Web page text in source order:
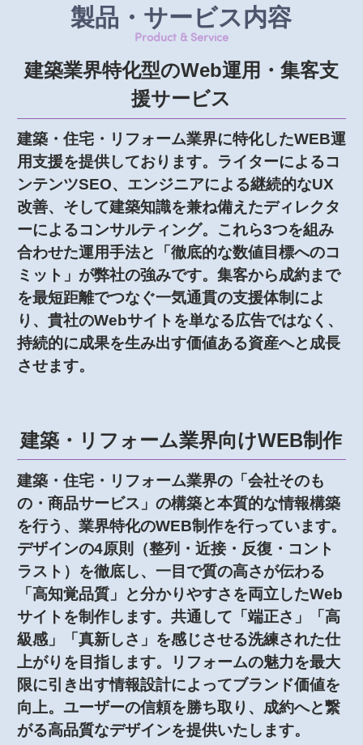
製品・サービス内容
Product & Service
建築業界特化型のWeb運用・集客支
援サービス
建築・住宅・リフォーム業界に特化したWEB運
用支援を提供しております。ライターによるコ
ンテンツSEO、エンジニアによる継続的なUX
改善、そして建築知識を兼ね備えたディレクタ
ーによるコンサルティング。これら3つを組み
合わせた運用手法と「徹底的な数値目標へのコ
ミット」が弊社の強みです。集客から成約まで
を最短距離でつなぐ一気通貫の支援体制によ
り、貴社のWebサイトを単なる広告ではなく、
持続的に成果を生み出す価値ある資産へと成長
させます。
建築・リフォーム業界向けWEB制作
建築・住宅・リフォーム業界の「会社そのも
の・商品サービス」の構築と本質的な情報構築
を行う、業界特化のWEB制作を行っています。
デザインの4原則（整列・近接・反復・コント
ラスト）を徹底し、一目で質の高さが伝わる
「高知覚品質」と分かりやすさを両立したWeb
サイトを制作します。共通して「端正さ」「高
級感」「真新しさ」を感じさせる洗練された仕
上がりを目指します。リフォームの魅力を最大
限に引き出す情報設計によってブランド価値を
向上。ユーザーの信頼を勝ち取り、成約へと繋
がる高品質なデザインを提供いたします。